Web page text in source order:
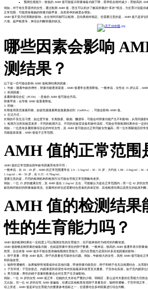
预测生殖能力：较低的 AMH 值可能提示卵巢储备功能下降，受孕机会相对减少；而较高的
例如，对于有生育需求的女性，通过检测 AMH 值，医生可以初步了解其卵巢的“库存”情况，为生育计划提供
正常范围，可能意味着她的卵巢功能早衰，自然受孕的难度会增加。
AMH 值不受月经周期的影响，在任何时间都可以检测，且结果相对稳定。但需要注意的是，AMH 值只是评
六项、超声检查等，来综合判断卵巢的状况。
哪些因素会影响
测结果？
以下是一些可能会影响 AMH 值检测结果的因素：
1. 年龄：随着年龄的增长，卵巢功能逐渐衰退，AMH 值通常会逐渐降低。一般来说，女性在 35 岁以后，AMH
2. 疾病因素：
多囊卵巢综合征（PCOS）：患者的 AMH 值可能会升高。
卵巢早衰：会导致 AMH 值显著降低。
3. 药物：
长期使用某些激素药物，如促性腺激素释放激素激动剂（GnRH-a），可能会影响 AMH 值。
4. 生活方式：
长期的不良生活习惯，如过度节食、长期熬夜、吸烟、酗酒等，可能会对卵巢功能产生不利影响，从而间接影
5. 检测方法和实验室差异：不同的检测方法、不同的实验室设备和操作流程，可能会导致检测结果存在一定的
例如，一位患有多囊卵巢综合征的年轻女性，其 AMH 值可能会比正常同龄女性偏高；而一位长期吸烟且经常
功能提前衰退，AMH 值低于正常范围。
AMH 值的正常范围
AMH 值的正常范围会因年龄等因素而有所不同：
一般来说，在 18 - 29 岁，AMH 的正常范围通常在 2.0 - 2.5ng/ml；30 - 35 岁，大约在 1.88 - 2.0ng/ml；36 -
1.1ng/ml；46 - 50 岁，在 0.25 - 0.78ng/ml。
需要注意的是，不同的检测机构和检测方法可能会导致正常范围略有差异。
例如，一位 25 岁的健康女性，其 AMH 值在 2.2ng/ml 左右，可能被认为是在正常范围内；而一位 42 岁的女
龄段相对较好的卵巢储备情况。但最终的评估还需要结合患者的具体症状、其他检查结果以及医生的临床判断。
AMH 值的检测结果
性的生育能力吗？
AMH 值的检测结果在一定程度上可以预测女性的生育能力，但不能单独作为绝对的判断依据。
AMH 值能够反映卵巢的储备功能，也就是卵巢中潜在的卵子数量。一般来说，较高的 AMH 值通常表示卵巢
然而，仅仅依靠 AMH 值并不能全面准确地预测生育能力。因为生育能力还受到许多其他因素的影响：
1. 卵子质量：即使 AMH 值高，卵子的质量也可能存在问题。例如，年龄较大的女性，虽然 AMH 值可能在正
和胚胎发育。
2. 输卵管通畅性：如果输卵管堵塞或存在其他问题，即使卵巢功能良好，卵子和精子也无法相遇结合，从而影
3. 子宫环境：子宫的形态、内膜厚度和容受性等对胚胎着床和发育至关重要。子宫存在疾病，如子宫内膜异位
4. 男方因素：男性的精子质量和数量也会对生育产生关键影响。
例如，一位 30 岁的女性 AMH 值正常，但她的丈夫存在严重的少精、弱精症，那么这对夫妻的生育能力仍然会
又比如，另一位 40 岁的女性 AMH 值偏低，但通过其他检查发现卵子质量良好，输卵管通畅，子宫环境正常
综上所述，AMH 值是评估生育能力的重要参考指标之一，但需要结合多种因素进行综合判断。